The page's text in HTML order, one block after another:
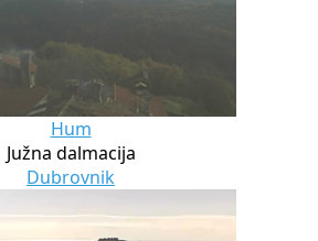
Hum
Južna dalmacija
Dubrovnik